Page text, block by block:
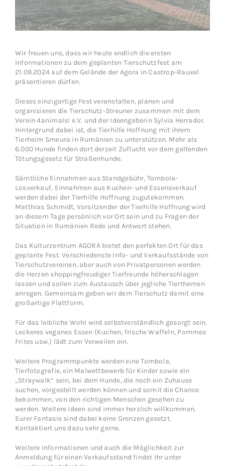
Wir freuen uns, dass wir heute endlich die ersten
Informationen zu dem geplanten Tierschutzfest am
21.09.2024 auf dem Gelände der Agora in Castrop-Rauxel
präsentieren dürfen.
Dieses einzigartige Fest veranstalten, planen und
organisieren die Tierschutz-Streuner zusammen mit dem
Verein4animals! e.V. und der Ideengeberin Sylvia Herrador.
Hintergrund dabei ist, die Tierhilfe Hoffnung mit ihrem
Tierheim Smeura in Rumänien zu unterstützen. Mehr als
6.000 Hunde finden dort derzeit Zuflucht vor dem geltenden
Tötungsgesetz für Straßenhunde.
Sämtliche Einnahmen aus Standgebühr, Tombola-
Losverkauf, Einnahmen aus Kuchen- und Essensverkauf
werden dabei der Tierhilfe Hoffnung zugutekommen.
Matthias Schmidt, Vorsitzender der Tierhilfe Hoffnung wird
an diesem Tage persönlich vor Ort sein und zu Fragen der
Situation in Rumänien Rede und Antwort stehen.
Das Kulturzentrum AGORA bietet den perfekten Ort für das
geplante Fest. Verschiedenste Info- und Verkaufsstände von
Tierschutzvereinen, aber auch von Privatpersonen werden
die Herzen shoppingfreudiger Tierfreunde höherschlagen
lassen und sollen zum Austausch über jegliche Tierthemen
anregen. Gemeinsam geben wir dem Tierschutz damit eine
großartige Plattform.
Für das leibliche Wohl wird selbstverständlich gesorgt sein.
Leckeres veganes Essen (Kuchen, frische Waffeln, Pommes
Frites usw.) lädt zum Verweilen ein.
Weitere Programmpunkte werden eine Tombola,
Tierfotografie, ein Malwettbewerb für Kinder sowie ein
„Straywalk“ sein, bei dem Hunde, die noch ein Zuhause
suchen, vorgestellt werden können und somit die Chance
bekommen, von den richtigen Menschen gesehen zu
werden. Weitere Ideen sind immer herzlich willkommen.
Eurer Fantasie sind dabei keine Grenzen gesetzt.
Kontaktiert uns dazu sehr gerne.
Weitere Informationen und auch die Möglichkeit zur
Anmeldung für einen Verkaufsstand findet Ihr unter